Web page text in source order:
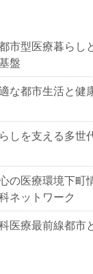
市型医療暮らし
盤
な都市生活と健
しを支える多世
の医療環境下町
ネットワーク
医療最前線都市